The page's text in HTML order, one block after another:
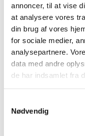
annoncer, til at vise
at analysere vores
din brug af vores
for sociale medier,
analysepartnere.
data med andre
de har indsamlet fra
Nødvendig
Export